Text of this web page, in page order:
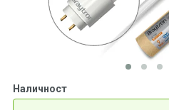
Наличност